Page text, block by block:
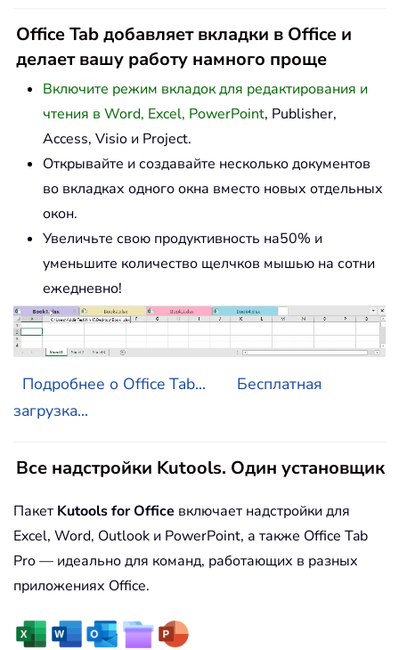
Office Tab добавляет вкладки в Office и
делает вашу работу намного проще
Включите режим вкладок для редактирования и
чтения в Word, Excel, PowerPoint, Publisher,
Access, Visio и Project.
Открывайте и создавайте несколько документов
во вкладках одного окна вместо новых отдельных
окон.
Увеличьте свою продуктивность на50% и
уменьшите количество щелчков мышью на сотни
ежедневно!
Подробнее о Office Tab...
Бесплатная
загрузка...
Все надстройки Kutools. Один установщик
Пакет Kutools for Office включает надстройки для
Excel, Word, Outlook и PowerPoint, а также Office Tab
Pro — идеально для команд, работающих в разных
приложениях Office.